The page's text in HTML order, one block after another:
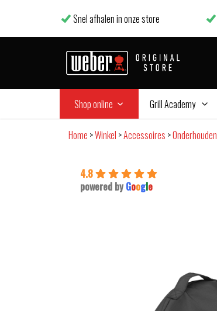
Snel afhalen in onze store
Shop online Grill Academy
Home >Winkel >Accessoires >Onderhouden
4.8
powered by Google